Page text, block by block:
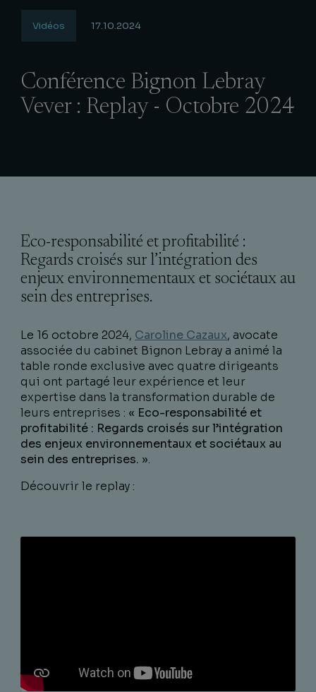
Vidéos 17.10.2024
Conférence Bignon Lebray
Vever : Replay - Octobre 2024
Eco-responsabilité et profitabilité :
Regards croisés sur l’intégration des
enjeux environnementaux et sociétaux au
sein des entreprises.
Le 16 octobre 2024, Caroline Cazaux, avocate
associée du cabinet Bignon Lebray a animé la
table ronde exclusive avec quatre dirigeants
qui ont partagé leur expérience et leur
expertise dans la transformation durable de
leurs entreprises : « Eco-responsabilité et
profitabilité : Regards croisés sur l’intégration
des enjeux environnementaux et sociétaux au
sein des entreprises. ».
Découvrir le replay :